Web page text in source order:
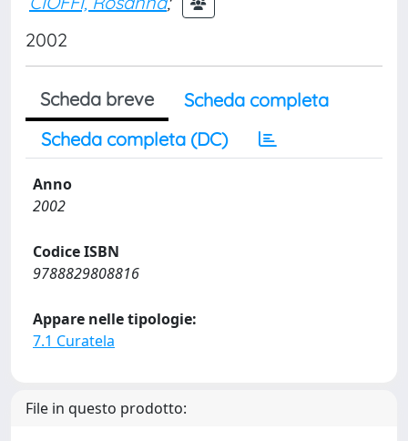
2002
Scheda breve
Scheda completa
Scheda completa (DC)
Anno
2002
Codice ISBN
9788829808816
Appare nelle tipologie:
7.1 Curatela
File in questo prodotto: